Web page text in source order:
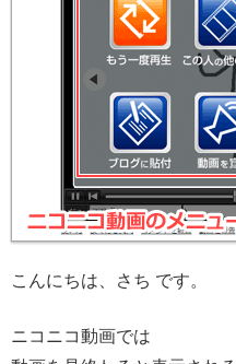
こんにちは、さち です。
ニコニコ動画では